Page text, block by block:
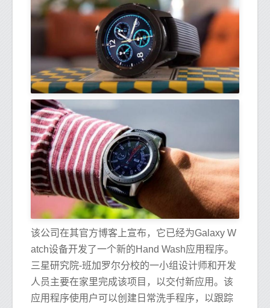
该公司在其官方博客上宣布，它已经为Galaxy W
atch设备开发了一个新的Hand Wash应用程序。
三星研究院-班加罗尔分校的一小组设计师和开发
人员主要在家里完成该项目，以交付新应用。该
应用程序使用户可以创建日常洗手程序，以跟踪